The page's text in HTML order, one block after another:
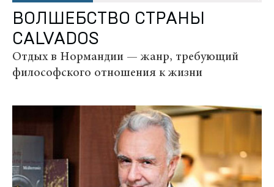
ВОЛШЕБСТВО СТРАНЫ
CALVADOS
Отдых в Нормандии — жанр, требующий
философского отношения к жизни